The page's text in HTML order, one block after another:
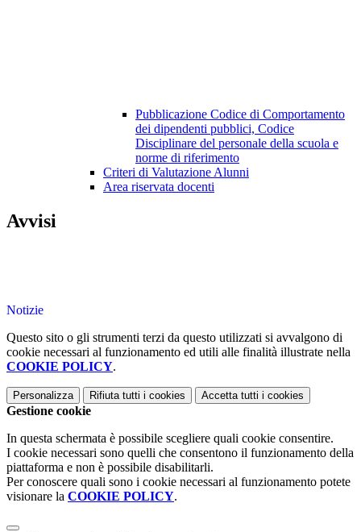
Pubblicazione Codice di Comportamento
dei dipendenti pubblici, Codice
Disciplinare del personale della scuola e
norme di riferimento
Criteri di Valutazione Alunni
Area riservata docenti
Avvisi
Notizie
Questo sito o gli strumenti terzi da questo utilizzati si avvalgono di
cookie necessari al funzionamento ed utili alle finalità illustrate nella
COOKIE POLICY.
Personalizza Rifiuta tutti i cookies Accetta tutti i cookies
Gestione cookie
In questa schermata è possibile scegliere quali cookie consentire.
I cookie necessari sono quelli che consentono il funzionamento della
piattaforma e non è possibile disabilitarli.
Per conoscere quali sono i cookie necessari al funzionamento potete
visionare la COOKIE POLICY.